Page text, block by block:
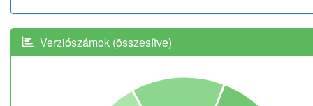
Verziószámok (összesítve)